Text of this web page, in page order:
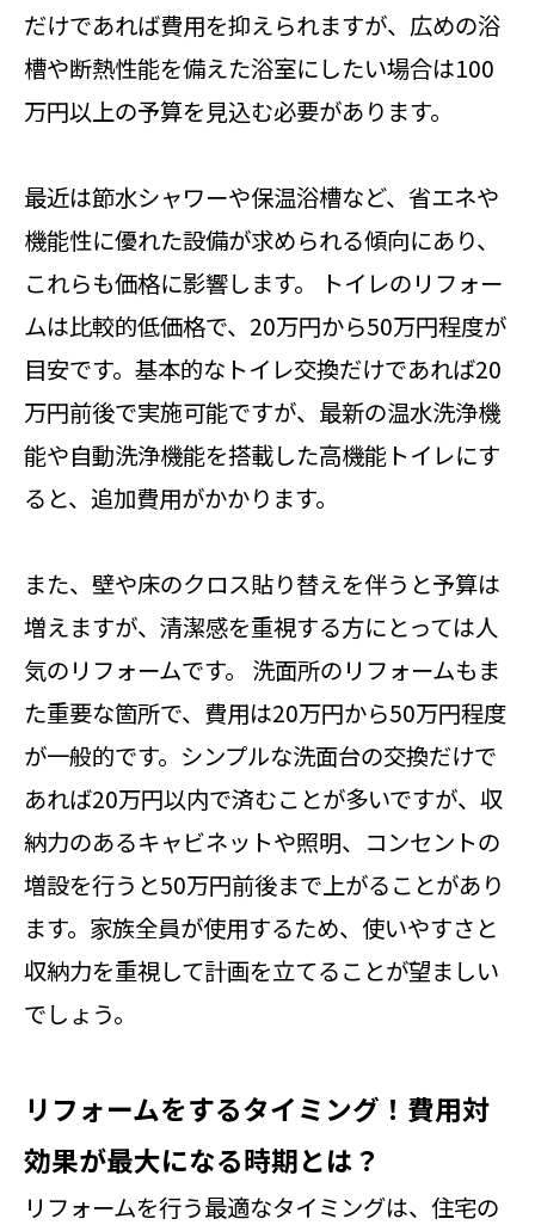
だけであれば費用を抑えられますが、広めの浴
槽や断熱性能を備えた浴室にしたい場合は100
万円以上の予算を見込む必要があります。
最近は節水シャワーや保温浴槽など、省エネや
機能性に優れた設備が求められる傾向にあり、
これらも価格に影響します。 トイレのリフォー
ムは比較的低価格で、20万円から50万円程度が
目安です。基本的なトイレ交換だけであれば20
万円前後で実施可能ですが、最新の温水洗浄機
能や自動洗浄機能を搭載した高機能トイレにす
ると、追加費用がかかります。
また、壁や床のクロス貼り替えを伴うと予算は
増えますが、清潔感を重視する方にとっては人
気のリフォームです。 洗面所のリフォームもま
た重要な箇所で、費用は20万円から50万円程度
が一般的です。シンプルな洗面台の交換だけで
あれば20万円以内で済むことが多いですが、収
納力のあるキャビネットや照明、コンセントの
増設を行うと50万円前後まで上がることがあり
ます。家族全員が使用するため、使いやすさと
収納力を重視して計画を立てることが望ましい
でしょう。
リフォームをするタイミング！費用対
効果が最大になる時期とは？
リフォームを行う最適なタイミングは、住宅の